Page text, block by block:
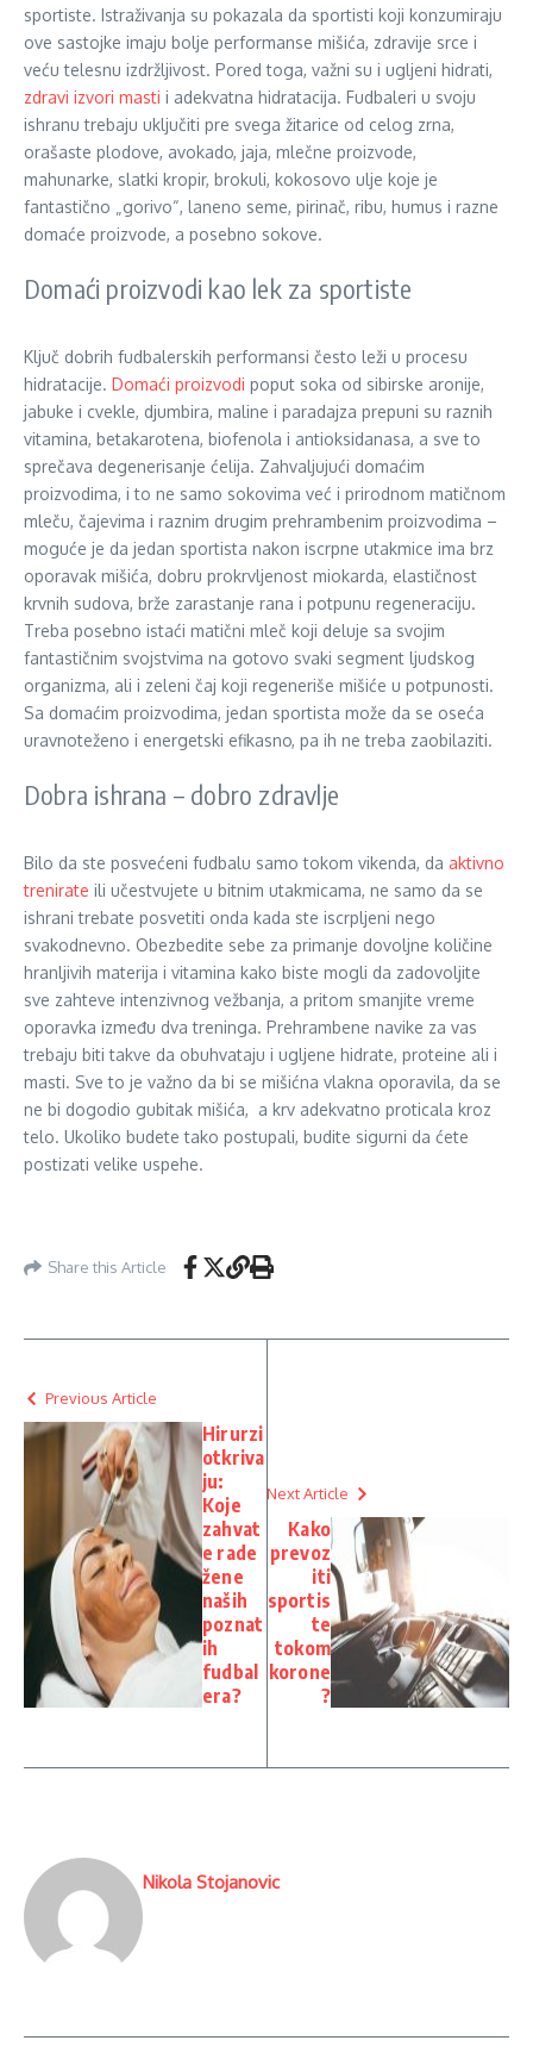
sportiste. Istraživanja su pokazala da sportisti koji konzumiraju
ove sastojke imaju bolje performanse mišića, zdravije srce i
veću telesnu izdržljivost. Pored toga, važni su i ugljeni hidrati,
zdravi izvori masti i adekvatna hidratacija. Fudbaleri u svoju
ishranu trebaju uključiti pre svega žitarice od celog zrna,
orašaste plodove, avokado, jaja, mlečne proizvode,
mahunarke, slatki kropir, brokuli, kokosovo ulje koje je
fantastično „gorivo“, laneno seme, pirinač, ribu, humus i razne
domaće proizvode, a posebno sokove.
Domaći proizvodi kao lek za sportiste
Ključ dobrih fudbalerskih performansi često leži u procesu
hidratacije. Domaći proizvodi poput soka od sibirske aronije,
jabuke i cvekle, djumbira, maline i paradajza prepuni su raznih
vitamina, betakarotena, biofenola i antioksidanasa, a sve to
sprečava degenerisanje ćelija. Zahvaljujući domaćim
proizvodima, i to ne samo sokovima već i prirodnom matičnom
mleču, čajevima i raznim drugim prehrambenim proizvodima –
moguće je da jedan sportista nakon iscrpne utakmice ima brz
oporavak mišića, dobru prokrvljenost miokarda, elastičnost
krvnih sudova, brže zarastanje rana i potpunu regeneraciju.
Treba posebno istaći matični mleč koji deluje sa svojim
fantastičnim svojstvima na gotovo svaki segment ljudskog
organizma, ali i zeleni čaj koji regeneriše mišiće u potpunosti.
Sa domaćim proizvodima, jedan sportista može da se oseća
uravnoteženo i energetski efikasno, pa ih ne treba zaobilaziti.
Dobra ishrana – dobro zdravlje
Bilo da ste posvećeni fudbalu samo tokom vikenda, da aktivno
trenirate ili učestvujete u bitnim utakmicama, ne samo da se
ishrani trebate posvetiti onda kada ste iscrpljeni nego
svakodnevno. Obezbedite sebe za primanje dovoljne količine
hranljivih materija i vitamina kako biste mogli da zadovoljite
sve zahteve intenzivnog vežbanja, a pritom smanjite vreme
oporavka između dva treninga. Prehrambene navike za vas
trebaju biti takve da obuhvataju i ugljene hidrate, proteine ali i
masti. Sve to je važno da bi se mišićna vlakna oporavila, da se
ne bi dogodio gubitak mišića, a krv adekvatno proticala kroz
telo. Ukoliko budete tako postupali, budite sigurni da ćete
postizati velike uspehe.
Share this Article
Previous Article
Hirurzi
otkriva
ju:
Koje
zahvat
e rade
žene
naših
poznat
ih
fudbal
era?
Next Article
Kako
prevoz
iti
sportis
te
tokom
korone
?
Nikola Stojanovic